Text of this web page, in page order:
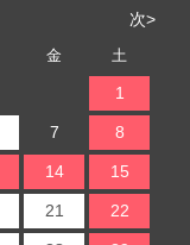
次>
金 土
1
7 8
14 15
21 22